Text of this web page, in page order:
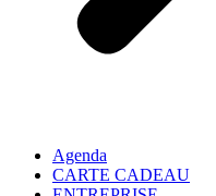
Agenda
CARTE CADEAU